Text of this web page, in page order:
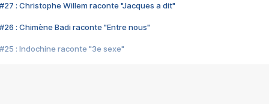
#27 : Christophe Willem raconte "Jacques a dit"
#26 : Chimène Badi raconte "Entre nous"
#25 : Indochine raconte "3e sexe"